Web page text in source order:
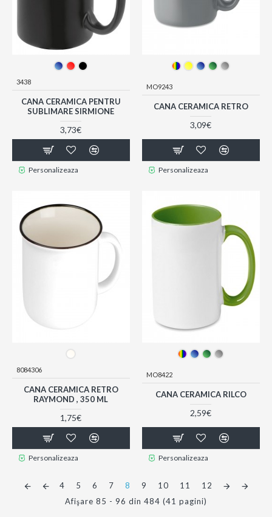
3438
CANA CERAMICA PENTRU
SUBLIMARE SIRMIONE
3,73€
Personalizeaza
MO9243
CANA CERAMICA RETRO
3,09€
Personalizeaza
8084306
CANA CERAMICA RETRO
RAYMOND , 350 ML
1,75€
Personalizeaza
MO8422
CANA CERAMICA RILCO
2,59€
Personalizeaza
4 5 6 7 8 9 10 11
12
Afişare 85 - 96 din 484 (41 pagini)